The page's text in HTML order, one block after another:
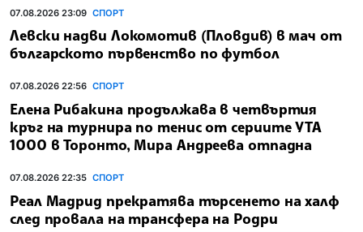
07.08.2026 23:09 СПОРТ
Левски надви Локомотив (Пловдив) в мач от
българското първенство по футбол
07.08.2026 22:56 СПОРТ
Елена Рибакина продължава в четвъртия
кръг на турнира по тенис от сериите УТА
1000 в Торонто, Мира Андреева отпадна
07.08.2026 22:35 СПОРТ
Реал Мадрид прекратява търсенето на халф
след провала на трансфера на Родри